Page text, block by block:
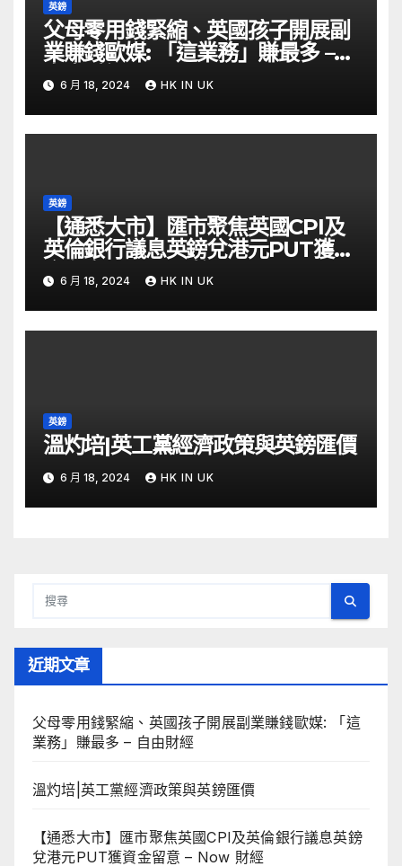
英鎊
父母零用錢緊縮、英國孩子開展副
業賺錢歐媒: 「這業務」賺最多 –
自由財經
6 月 18, 2024 HK IN UK
英鎊
【通悉大市】匯市聚焦英國CPI及
英倫銀行議息英鎊兌港元PUT獲資
金留意 – Now 財經
6 月 18, 2024 HK IN UK
英鎊
溫灼培|英工黨經濟政策與英鎊匯價
6 月 18, 2024 HK IN UK
近期文章
父母零用錢緊縮、英國孩子開展副業賺錢歐媒: 「這
業務」賺最多 – 自由財經
溫灼培|英工黨經濟政策與英鎊匯價
【通悉大市】匯市聚焦英國CPI及英倫銀行議息英鎊
兌港元PUT獲資金留意 – Now 財經